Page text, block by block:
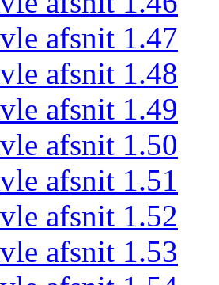
afsnit 1.47
afsnit 1.48
afsnit 1.49
afsnit 1.50
afsnit 1.51
afsnit 1.52
afsnit 1.53